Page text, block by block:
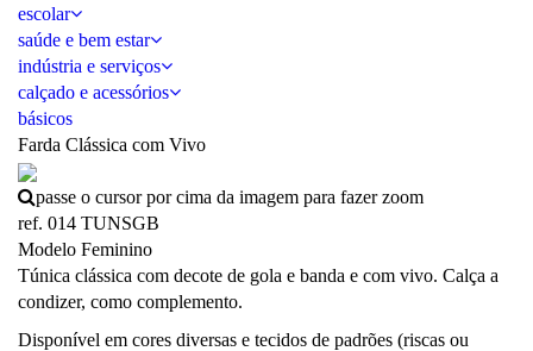
escolar
saúde e bem estar
indústria e serviços
calçado e acessórios
básicos
Farda Clássica com Vivo
passe o cursor por cima da imagem para fazer zoom
ref. 014 TUNSGB
Modelo Feminino
Túnica clássica com decote de gola e banda e com vivo. Calça a
condizer, como complemento.
Disponível em cores diversas e tecidos de padrões (riscas ou